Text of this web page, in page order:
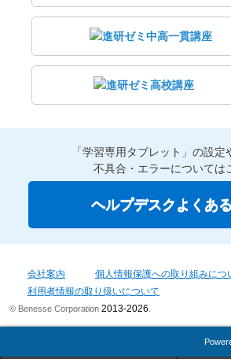
「学習専用タブレット」の設定
不具合・エラーについては
ヘルプデスクよくあ
会社案内
個人情報保護への取り組みにつ
利用者情報の取り扱いについて
© Benesse Corporation 2013-2026